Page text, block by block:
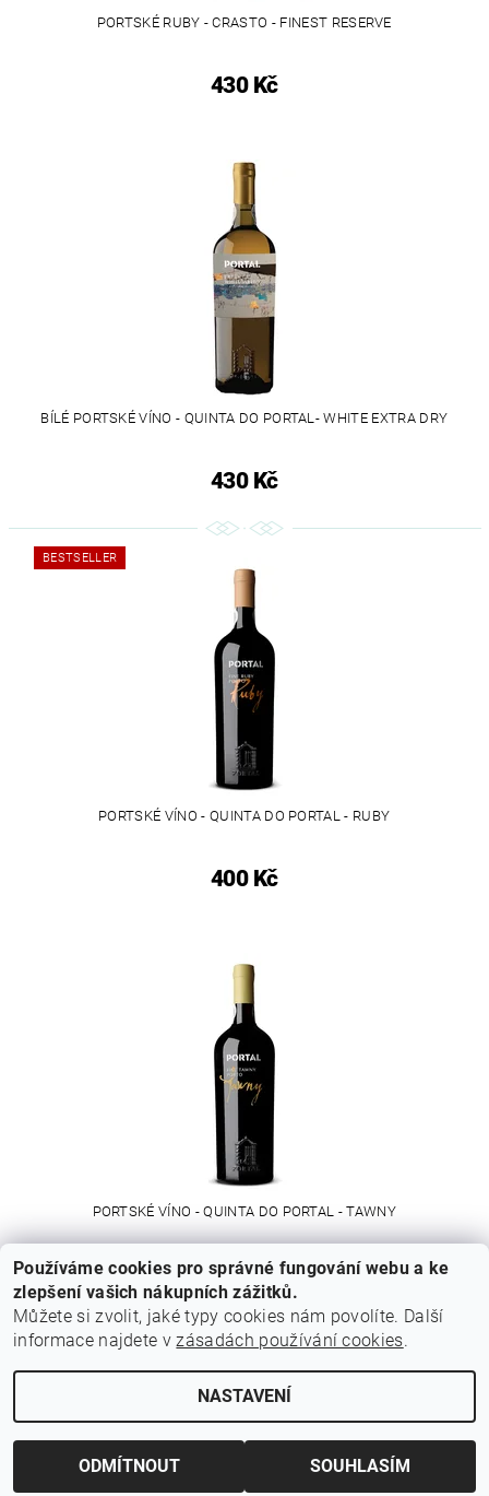
PORTSKÉ RUBY - CRASTO - FINEST RESERVE
430 Kč
BÍLÉ PORTSKÉ VÍNO - QUINTA DO PORTAL- WHITE EXTRA DRY
430 Kč
BESTSELLER
PORTSKÉ VÍNO - QUINTA DO PORTAL - RUBY
400 Kč
PORTSKÉ VÍNO - QUINTA DO PORTAL - TAWNY
400 Kč
2026 © Z Portugalska, všechna práva vyhrazenaUpravit nastavení cookies
Používáme cookies pro správné fungování webu a ke
zlepšení vašich nákupních zážitků.
Můžete si zvolit, jaké typy cookies nám povolíte. Další
informace najdete vzásadách používání cookies.
NASTAVENÍ
ODMÍTNOUT SOUHLASÍM